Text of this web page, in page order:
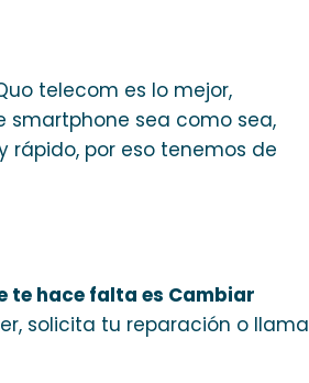
telecom es lo mejor,
smartphone sea como sea,
por eso tenemos de
te hace falta es Cambiar
solicita tu reparación o llama